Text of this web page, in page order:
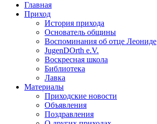
Главная
Приход
История прихода
Основатель общины
Воспоминания об отце Леониде
JugenDOrth e.V.
Воскресная школа
Библиотека
Лавка
Материалы
Приходские новости
Объявления
Поздравления